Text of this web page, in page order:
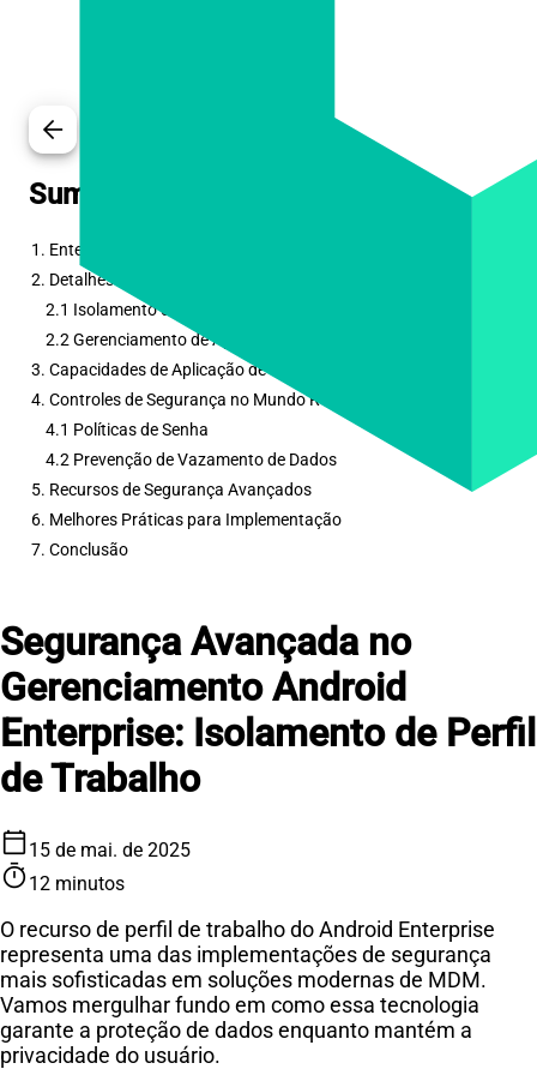
arrow_back
Sumário
1. Entendendo a Arquitetura de Perfil de Trabalho
2. Detalhes da Implementação de Segurança
2.1 Isolamento de Dados
2.2 Gerenciamento de Aplicativos
3. Capacidades de Aplicação de Políticas
4. Controles de Segurança no Mundo Real
4.1 Políticas de Senha
4.2 Prevenção de Vazamento de Dados
5. Recursos de Segurança Avançados
6. Melhores Práticas para Implementação
7. Conclusão
Segurança Avançada no
Gerenciamento Android
Enterprise: Isolamento de Perfil
de Trabalho
calendar_today15 de mai. de 2025
timer12 minutos
O recurso de perfil de trabalho do Android Enterprise
representa uma das implementações de segurança
mais sofisticadas em soluções modernas de MDM.
Vamos mergulhar fundo em como essa tecnologia
garante a proteção de dados enquanto mantém a
privacidade do usuário.